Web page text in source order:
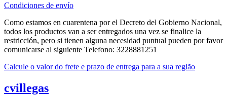
Condiciones de envío
Como estamos en cuarentena por el Decreto del Gobierno Nacional,
todos los productos van a ser entregados una vez se finalice la
restricción, pero si tienen alguna necesidad puntual pueden por favor
comunicarse al siguiente Telefono: 3228881251
Calcule o valor do frete e prazo de entrega para a sua região
cvillegas